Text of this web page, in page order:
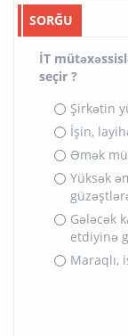
SORĞU
İT
seçir ?
Şirkətin
İşin,
Əmək
Yüksək
Gələcək
etdiyinə
Maraqlı,